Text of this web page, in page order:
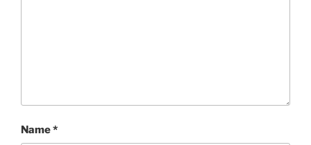
Name*